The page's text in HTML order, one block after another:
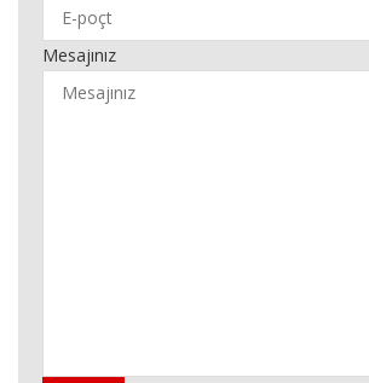
Mesajınız